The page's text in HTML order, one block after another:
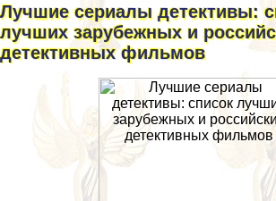
Лучшие сериалы детективы:
лучших зарубежных и
детективных фильмов